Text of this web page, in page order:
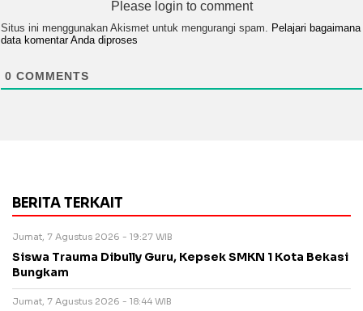
Please login to comment
Situs ini menggunakan Akismet untuk mengurangi spam.
Pelajari bagaimana
data komentar Anda diproses
0 COMMENTS
BERITA TERKAIT
Jumat, 7 Agustus 2026 - 19:27 WIB
Siswa Trauma Dibully Guru, Kepsek SMKN 1 Kota Bekasi
Bungkam
Jumat, 7 Agustus 2026 - 18:44 WIB